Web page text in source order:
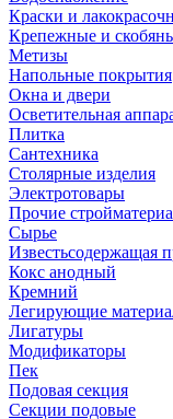
Краски и
Крепежные и
Метизы
Напольные покрытия
Окна и двери
Осветительная
Плитка
Сантехника
Столярные изделия
Электротовары
Прочие
Сырье
Известьсодержащая
Кокс анодный
Кремний
Легирующие
Лигатуры
Модификаторы
Пек
Подовая секция
Секции подовые